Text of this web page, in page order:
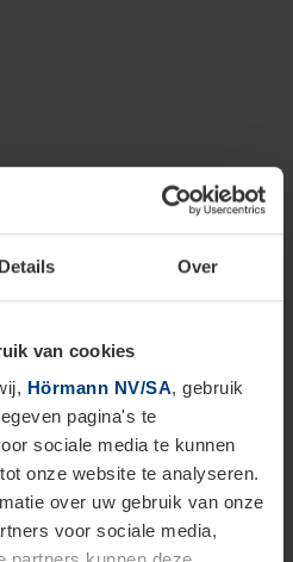
Details Over
van cookies
Hörmann NV/SA, gebruik
pagina's te
sociale media te kunnen
onze website te analyseren.
over uw gebruik van onze
voor sociale media,